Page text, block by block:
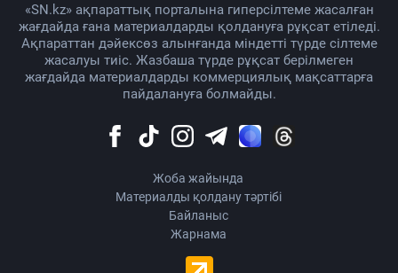
«SN.kz» ақпараттық порталына гиперсілтеме жасалған
жағдайда ғана материалдарды қолдануға рұқсат етіледі.
Ақпараттан дәйексөз алынғанда міндетті түрде сілтеме
жасалуы тиіс. Жазбаша түрде рұқсат берілмеген
жағдайда материалдарды коммерциялық мақсаттарға
пайдалануға болмайды.
Жоба жайында
Материалды қолдану тәртібі
Байланыс
Жарнама